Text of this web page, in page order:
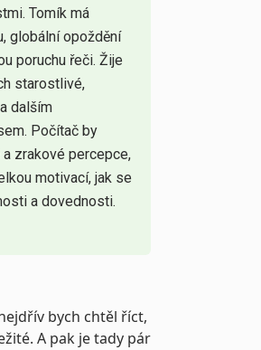
Tomík má
globální opoždění
poruchu řeči. Žije
starostlivé,
dalším
Počítač by
zrakové percepce,
motivací, jak se
a dovednosti.
bych chtěl říct,
A pak je tady pár